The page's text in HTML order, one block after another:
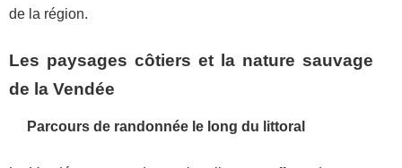
de la région.
Les paysages côtiers et la nature sauvage
de la Vendée
Parcours de randonnée le long du littoral